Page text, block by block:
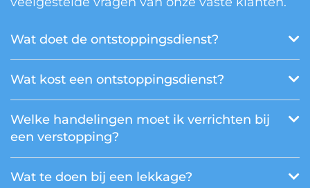
Wat doet de ontstoppingsdienst?
Wat kost een ontstoppingsdienst?
Welke handelingen moet ik verrichten bij
een verstopping?
Wat te doen bij een lekkage?